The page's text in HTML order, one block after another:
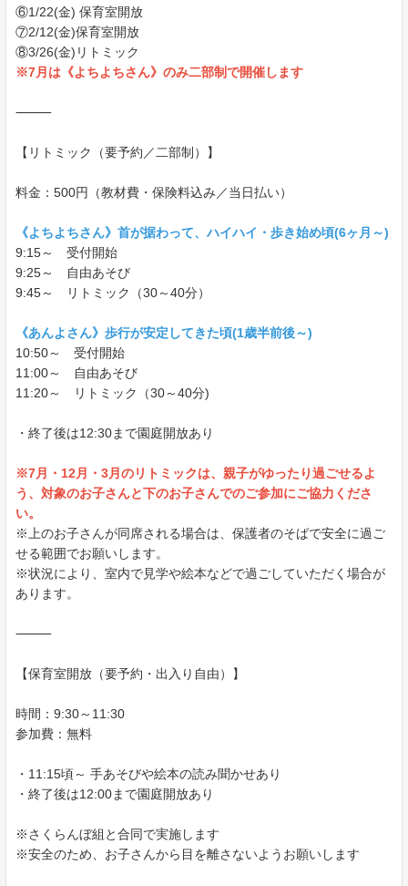
⑥1/22(金) 保育室開放
⑦2/12(金)保育室開放
⑧3/26(金)リトミック
※7月は《よちよちさん》のみ二部制で開催します
⸻
【リトミック（要予約／二部制）】
料金：500円（教材費・保険料込み／当日払い）
《よちよちさん》首が据わって、ハイハイ・歩き始め頃(6ヶ月～)
9:15～ 受付開始
9:25～ 自由あそび
9:45～ リトミック（30～40分）
《あんよさん》歩行が安定してきた頃(1歳半前後～)
10:50～ 受付開始
11:00～ 自由あそび
11:20～ リトミック（30～40分)
・終了後は12:30まで園庭開放あり
※7月・12月・3月のリトミックは、親子がゆったり過ごせるよ
う、対象のお子さんと下のお子さんでのご参加にご協力くださ
い。
※上のお子さんが同席される場合は、保護者のそばで安全に過ご
せる範囲でお願いします。
※状況により、室内で見学や絵本などで過ごしていただく場合が
あります。
⸻
【保育室開放（要予約・出入り自由）】
時間：9:30～11:30
参加費：無料
・11:15頃～ 手あそびや絵本の読み聞かせあり
・終了後は12:00まで園庭開放あり
※さくらんぼ組と合同で実施します
※安全のため、お子さんから目を離さないようお願いします